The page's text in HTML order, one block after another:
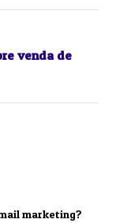
venda de
marketing?